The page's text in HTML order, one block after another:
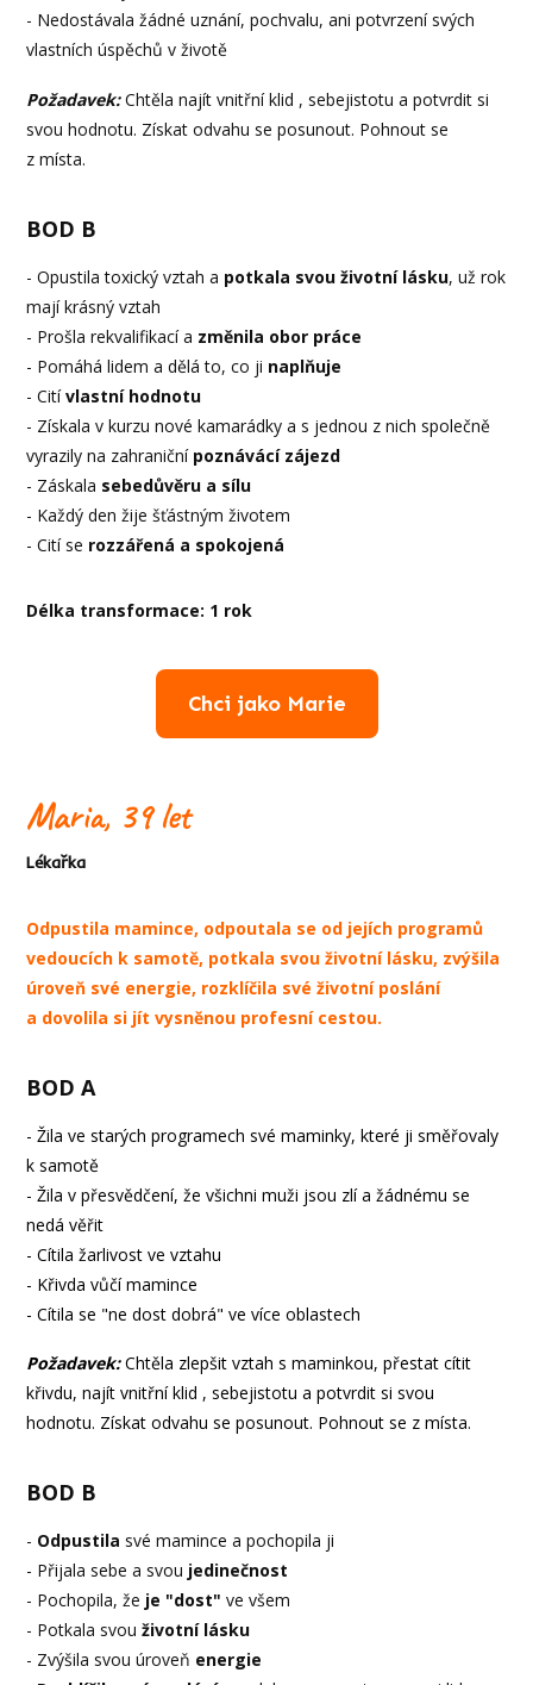
- Nedostávala žádné uznání, pochvalu, ani potvrzení svých
vlastních úspěchů v životě
Požadavek:Chtěla najít vnitřní klid , sebejistotu a potvrdit si
svou hodnotu. Získat odvahu se posunout. Pohnout se
z místa.
BOD B
- Opustila toxický vztah a potkala svou životní lásku, už rok
mají krásný vztah
- Prošla rekvalifikací a změnila obor práce
- Pomáhá lidem a dělá to, co ji naplňuje
- Citívlastní hodnotu
- Získala v kurzu nové kamarádky a s jednou z nich společně
vyrazily na zahraničnípoznávácí zájezd
- Záskala sebedůvěru a sílu
- Každý den žije šťástným životem
- Cití se rozzářená a spokojená
Délka transformace: 1 rok
Chci jako Marie
Maria, 39 let
Lékařka
Odpustila mamince, odpoutala se od jejích programů
vedoucích k samotě, potkala svou životní lásku, zvýšila
úroveň své energie, rozklíčila své životní poslání
a dovolila si jít vysněnou profesní cestou.
BOD A
- Žila ve starých programech své maminky, které ji směřovaly
k samotě
- Žila v přesvědčení, že všichni muži jsou zlí a žádnému se
nedá věřit
- Cítila žarlivost ve vztahu
- Křivda vůčí mamince
- Cítila se "ne dost dobrá" ve více oblastech
Požadavek: Chtěla zlepšit vztah s maminkou, přestat cítit
křivdu, najít vnitřní klid , sebejistotu a potvrdit si svou
hodnotu. Získat odvahu se posunout. Pohnout se z místa.
BOD B
- Odpustila své mamince a pochopila ji
- Přijala sebe a svou jedinečnost
- Pochopila, že je "dost" ve všem
- Potkala svouživotní lásku
- Zvýšila svou úroveň energie